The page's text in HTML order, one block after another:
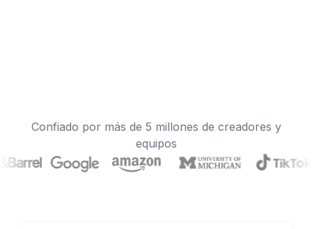
Confiado por más de 5 millones de creadores y
equipos